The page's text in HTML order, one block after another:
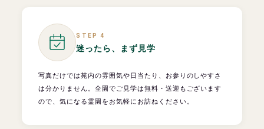
STEP 4
迷ったら、まず見学
写真だけでは苑内の雰囲気や日当たり、お参りのしやすさ
は分かりません。全園でご見学は無料・送迎もございます
ので、気になる霊園をお気軽にお訪ねください。